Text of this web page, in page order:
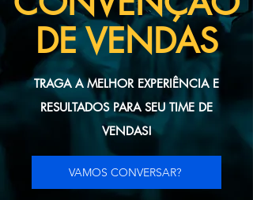
DE VENDAS
TRAGA A MELHOR EXPERIÊNCIA E
RESULTADOS PARA SEU TIME DE
VENDAS!
VAMOS CONVERSAR?